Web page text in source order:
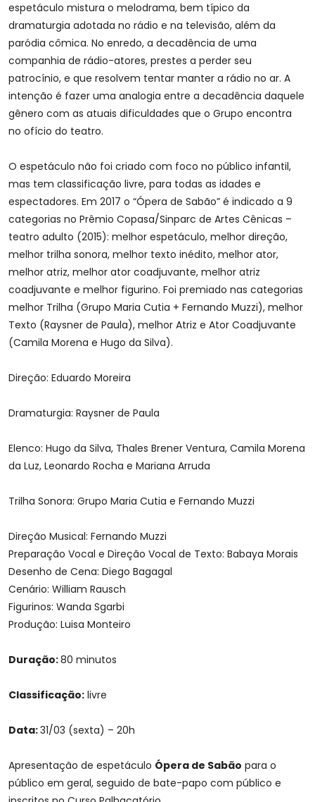
espetáculo mistura o melodrama, bem típico da
dramaturgia adotada no rádio e na televisão, além da
paródia cômica. No enredo, a decadência de uma
companhia de rádio-atores, prestes a perder seu
patrocínio, e que resolvem tentar manter a rádio no ar. A
intenção é fazer uma analogia entre a decadência daquele
gênero com as atuais dificuldades que o Grupo encontra
no ofício do teatro.
O espetáculo não foi criado com foco no público infantil,
mas tem classificação livre, para todas as idades e
espectadores. Em 2017 o “Ópera de Sabão” é indicado a 9
categorias no Prêmio Copasa/Sinparc de Artes Cênicas –
teatro adulto (2015): melhor espetáculo, melhor direção,
melhor trilha sonora, melhor texto inédito, melhor ator,
melhor atriz, melhor ator coadjuvante, melhor atriz
coadjuvante e melhor figurino. Foi premiado nas categorias
melhor Trilha (Grupo Maria Cutia + Fernando Muzzi), melhor
Texto (Raysner de Paula), melhor Atriz e Ator Coadjuvante
(Camila Morena e Hugo da Silva).
Direção: Eduardo Moreira
Dramaturgia: Raysner de Paula
Elenco: Hugo da Silva, Thales Brener Ventura, Camila Morena
da Luz, Leonardo Rocha e Mariana Arruda
Trilha Sonora: Grupo Maria Cutia e Fernando Muzzi
Direção Musical: Fernando Muzzi
Preparação Vocal e Direção Vocal de Texto: Babaya Morais
Desenho de Cena: Diego Bagagal
Cenário: William Rausch
Figurinos: Wanda Sgarbi
Produção: Luisa Monteiro
Duração:80 minutos
Classificação: livre
Data:31/03 (sexta) – 20h
Apresentação de espetáculo Ópera de Sabão para o
público em geral, seguido de bate-papo com público e